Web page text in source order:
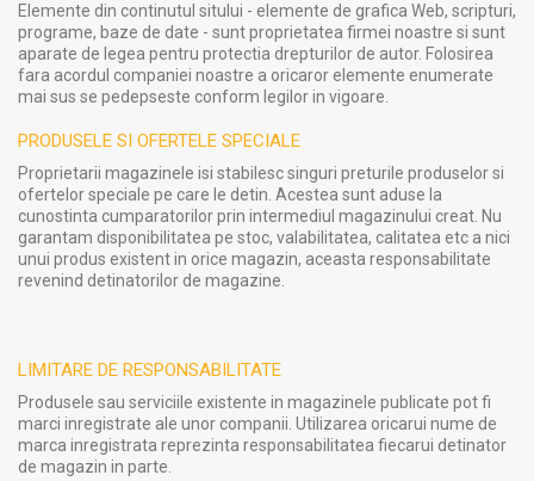
Elemente din continutul sitului - elemente de grafica Web, scripturi,
programe, baze de date - sunt proprietatea firmei noastre si sunt
aparate de legea pentru protectia drepturilor de autor. Folosirea
fara acordul companiei noastre a oricaror elemente enumerate
mai sus se pedepseste conform legilor in vigoare.
PRODUSELE SI OFERTELE SPECIALE
Proprietarii magazinele isi stabilesc singuri preturile produselor si
ofertelor speciale pe care le detin. Acestea sunt aduse la
cunostinta cumparatorilor prin intermediul magazinului creat. Nu
garantam disponibilitatea pe stoc, valabilitatea, calitatea etc a nici
unui produs existent in orice magazin, aceasta responsabilitate
revenind detinatorilor de magazine.
LIMITARE DE RESPONSABILITATE
Produsele sau serviciile existente in magazinele publicate pot fi
marci inregistrate ale unor companii. Utilizarea oricarui nume de
marca inregistrata reprezinta responsabilitatea fiecarui detinator
de magazin in parte.